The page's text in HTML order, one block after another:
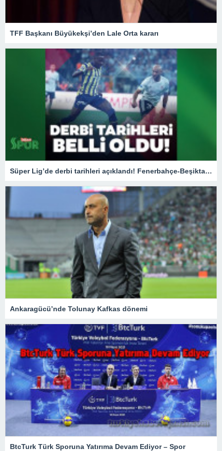
TFF Başkanı Büyükekşi’den Lale Orta kararı
Süper Lig’de derbi tarihleri açıklandı! Fenerbahçe-Beşiktaş / Beşiktaş – Galatasaray maçları ne zaman?
Ankaragücü’nde Tolunay Kafkas dönemi
BtcTurk Türk Sporuna Yatırıma Devam Ediyor – Spor